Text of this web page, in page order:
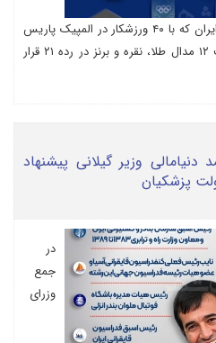
اختصاصی کلانشهر: کاروان ورزش ایران که با ۴۰ ورزشکار در المپیک پاریس
شرکت کرده بود موفق شد با کسب ۱۲ مدال طلا، نقره و برنز در رده ۲۱ قرار
دنیامالی وزیر گیلانی پیشنهاد
پزشکیان
در
جمع
وزرای